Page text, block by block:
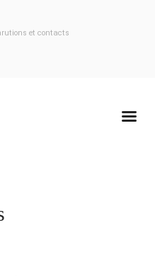
et contacts